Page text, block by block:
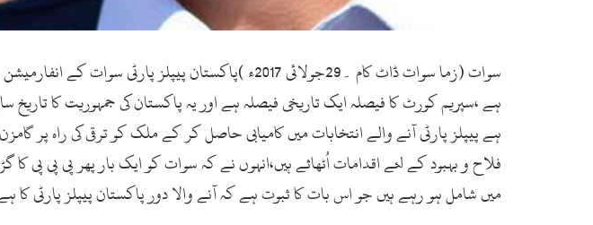
سوات (زما سوات ڈاٹ کام ۔29جولائی 2017ء )پاکستان
ہے ،سپریم کورٹ کا فیصلہ ایک تاریخی فیصلہ ہے اور یہ پاکستان کی جمہوریت کا
ہے پیپلز پارٹی آنے والے انتخابات میں کامیابی حاصل کر کے ملک کو ترقی کی راہ پر
فلاح و بہبود کے لئے اقدامات اُٹھائے ہیں،انہوں نے کہ سوات کو ایک بار پھر پی پی
میں شامل ہو رہے ہیں جو اس بات کا ثبوت ہے کہ آنے والا دور پاکستان پیپلز پارٹی کا